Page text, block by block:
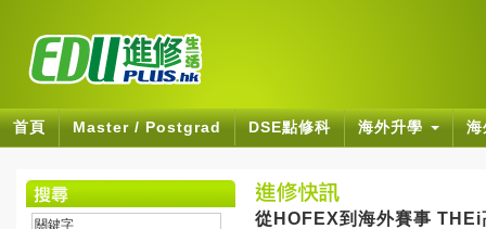
首頁 Master / Postgrad DSE點修科 海外升學
從HOFEX到海外賽事 THEi